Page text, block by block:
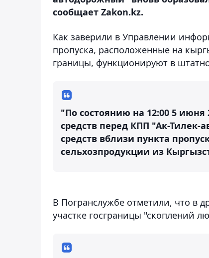
сообщает Zakon.kz.
Как заверили в Управлении
пропуска, расположенные на
границы, функционируют в
"По состоянию на 12:00 5 июня
средств перед КПП "Ак-Тилек-
средств вблизи пункта
сельхозпродукции из
В Погранслужбе отметили, что в
участке госграницы "скоплений